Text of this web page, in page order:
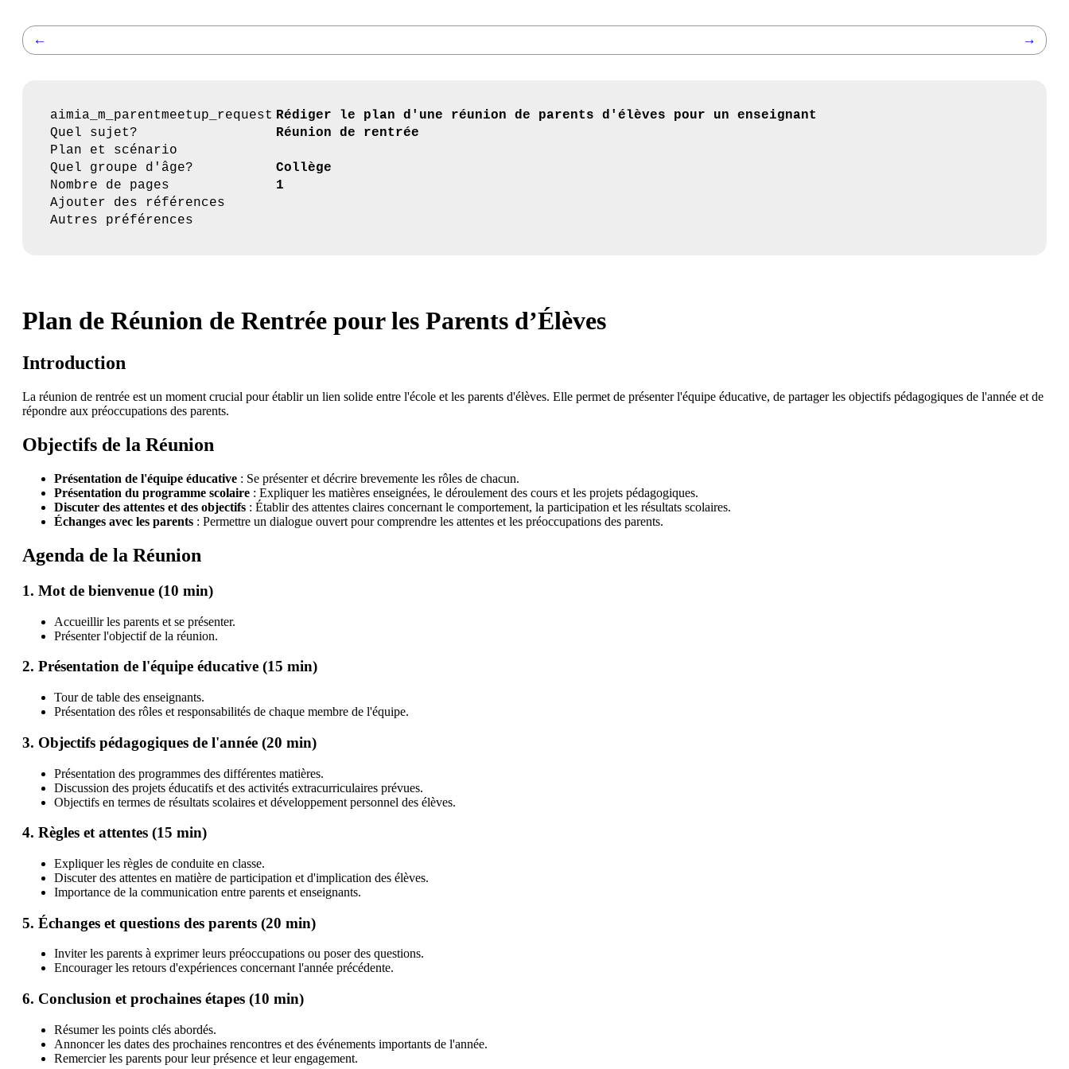
← →
aimia_m_parentmeetup_request Rédiger le plan d'une réunion de parents d'élèves pour un enseignant
Quel sujet?
Réunion de rentrée
Plan et scénario
Quel groupe d'âge?
Collège
Nombre de pages
1
Ajouter des références
Autres préférences
Plan de Réunion de Rentrée pour les Parents d’Élèves
Introduction
La réunion de rentrée est un moment crucial pour établir un lien solide entre l'école et les parents d'élèves. Elle permet de présenter l'équipe éducative, de partager les objectifs pédagogiques de l'année et de
répondre aux préoccupations des parents.
Objectifs de la Réunion
Présentation de l'équipe éducative : Se présenter et décrire brevemente les rôles de chacun.
Présentation du programme scolaire : Expliquer les matières enseignées, le déroulement des cours et les projets pédagogiques.
Discuter des attentes et des objectifs : Établir des attentes claires concernant le comportement, la participation et les résultats scolaires.
Échanges avec les parents : Permettre un dialogue ouvert pour comprendre les attentes et les préoccupations des parents.
Agenda de la Réunion
1. Mot de bienvenue (10 min)
Accueillir les parents et se présenter.
Présenter l'objectif de la réunion.
2. Présentation de l'équipe éducative (15 min)
Tour de table des enseignants.
Présentation des rôles et responsabilités de chaque membre de l'équipe.
3. Objectifs pédagogiques de l'année (20 min)
Présentation des programmes des différentes matières.
Discussion des projets éducatifs et des activités extracurriculaires prévues.
Objectifs en termes de résultats scolaires et développement personnel des élèves.
4. Règles et attentes (15 min)
Expliquer les règles de conduite en classe.
Discuter des attentes en matière de participation et d'implication des élèves.
Importance de la communication entre parents et enseignants.
5. Échanges et questions des parents (20 min)
Inviter les parents à exprimer leurs préoccupations ou poser des questions.
Encourager les retours d'expériences concernant l'année précédente.
6. Conclusion et prochaines étapes (10 min)
Résumer les points clés abordés.
Annoncer les dates des prochaines rencontres et des événements importants de l'année.
Remercier les parents pour leur présence et leur engagement.